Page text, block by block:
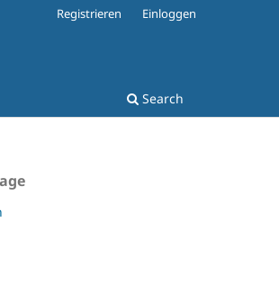
Search
Registrieren Einloggen